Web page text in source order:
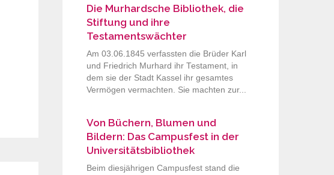
Die Murhardsche Bibliothek, die
Stiftung und ihre
Testamentswächter
Am 03.06.1845 verfassten die Brüder Karl
und Friedrich Murhard ihr Testament, in
dem sie der Stadt Kassel ihr gesamtes
Vermögen vermachten. Sie machten zur...
Von Büchern, Blumen und
Bildern: Das Campusfest in der
Universitätsbibliothek
Beim diesjährigen Campusfest stand die